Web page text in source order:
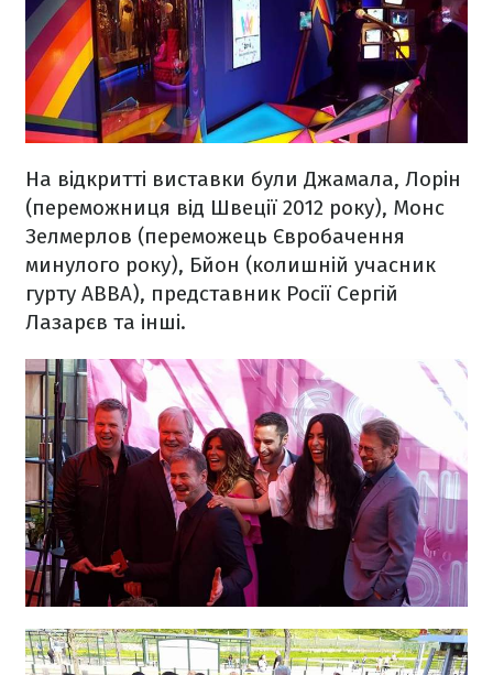
На відкритті виставки були Джамала, Лорін
(переможниця від Швеції 2012 року), Монс
Зелмерлов (переможець Євробачення
минулого року), Бйон (колишній учасник
гурту ABBA), представник Росії Сергій
Лазарєв та інші.